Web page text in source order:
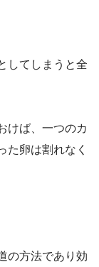
してしまうと全
けば、一つのカ
た卵は割れなく
の方法であり効